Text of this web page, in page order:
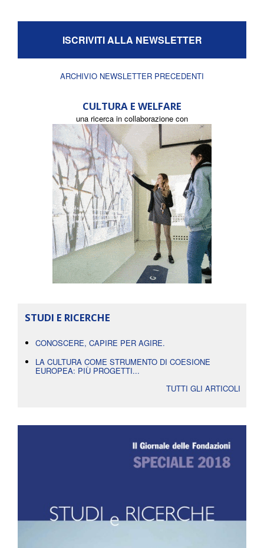
ISCRIVITI ALLA NEWSLETTER
ARCHIVIO NEWSLETTER PRECEDENTI
CULTURA E WELFARE
una ricerca in collaborazione con
STUDI E RICERCHE
CONOSCERE, CAPIRE PER AGIRE.
LA CULTURA COME STRUMENTO DI COESIONE
EUROPEA: PIÙ PROGETTI...
TUTTI GLI ARTICOLI